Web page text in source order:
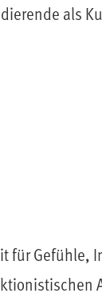
als
für